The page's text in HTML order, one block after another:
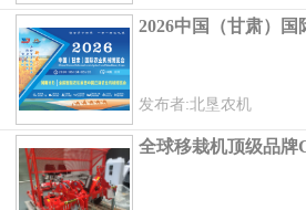
2026中国（甘肃）
发布者:北垦农机
全球移栽机顶级品牌